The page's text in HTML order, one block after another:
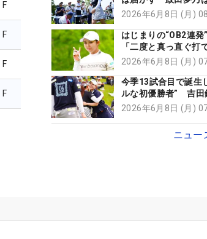
F
F
F
F
目のトップ10入り「
を目指したい」
2026年6月8日 (月)
はじまりの“OB2連発
「二度と真っ直ぐ打
も…」 ルーキー伊
2026年6月8日 (月)
今季13試合目で誕生
ルな初優勝者” 吉田
流さなかった理由「
2026年6月8日 (月)
ニュー